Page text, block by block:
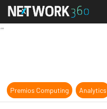
Premios Computing Analytics